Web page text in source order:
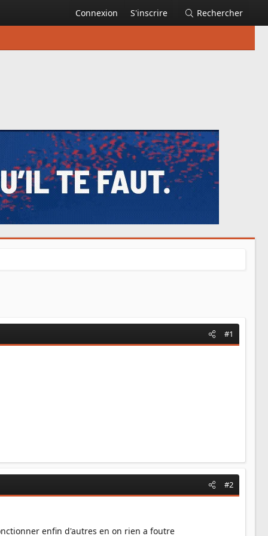
Connexion S'inscrire Rechercher
#1
#2
enfin d'autres en on rien a foutre